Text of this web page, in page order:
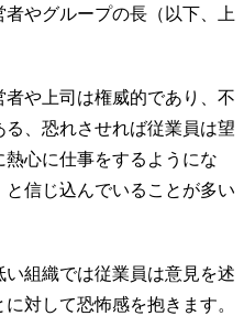
やグループの長（以下、上
や上司は権威的であり、不
、恐れさせれば従業員は望
心に仕事をするようにな
信じ込んでいることが多い
組織では従業員は意見を述
対して恐怖感を抱きます。